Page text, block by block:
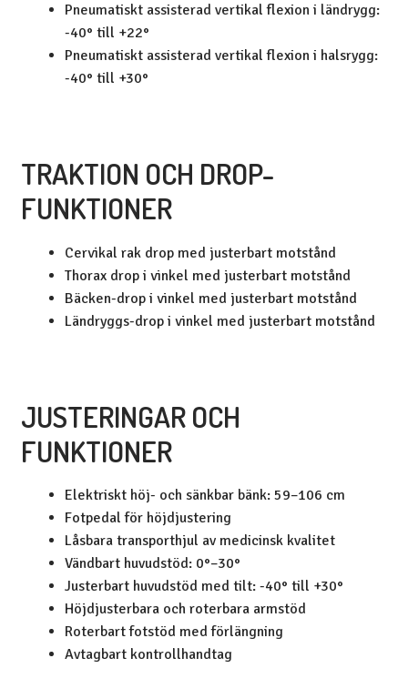
Pneumatiskt assisterad vertikal flexion i ländrygg:
-40° till +22°
Pneumatiskt assisterad vertikal flexion i halsrygg:
-40° till +30°
TRAKTION OCH DROP-
FUNKTIONER
Cervikal rak drop med justerbart motstånd
Thorax drop i vinkel med justerbart motstånd
Bäcken-drop i vinkel med justerbart motstånd
Ländryggs-drop i vinkel med justerbart motstånd
JUSTERINGAR OCH
FUNKTIONER
Elektriskt höj- och sänkbar bänk: 59–106 cm
Fotpedal för höjdjustering
Låsbara transporthjul av medicinsk kvalitet
Vändbart huvudstöd: 0°–30°
Justerbart huvudstöd med tilt: -40° till +30°
Höjdjusterbara och roterbara armstöd
Roterbart fotstöd med förlängning
Avtagbart kontrollhandtag